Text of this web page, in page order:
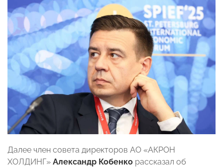
Далее член совета директоров АО «АКРОН
ХОЛДИНГ» Александр Кобенко рассказал об